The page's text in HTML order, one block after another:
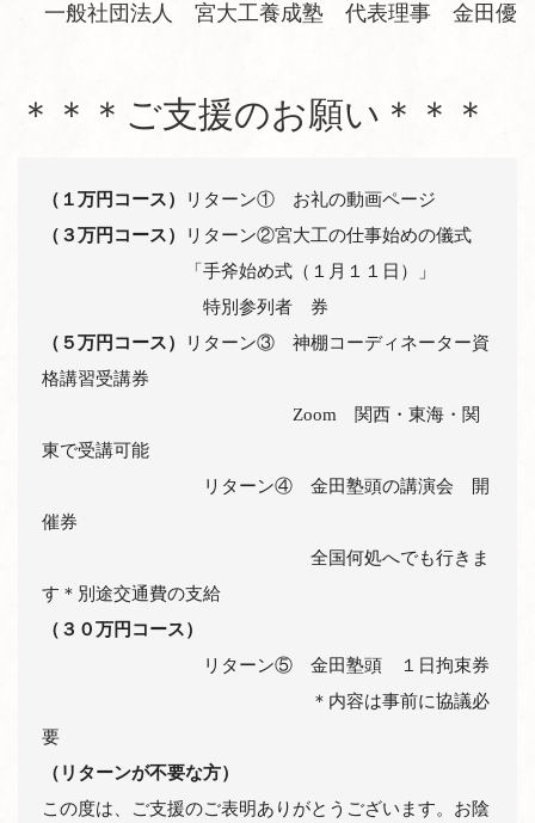
一般社団法人 宮大工養成塾 代表理事 金田優
＊＊＊ご支援のお願い＊＊＊
（１万円コース）
（３万円コース）
リターン②宮大工の仕事始めの儀式
「手斧始め式（１月１１日）」
（５万円コース）
リターン③　神棚コーディネーター資
格講習受講券
Zoom　関西・東海・関
東で受講可能
リターン④　金田塾頭の講演会　開
催券
全国何処へでも行きま
（３０万円コース）
リターン⑤　金田塾頭　１日拘束券
＊内容は事前に協議必
（リターンが不要な方）
この度は、ご支援のご表明ありがとうございます。お陰